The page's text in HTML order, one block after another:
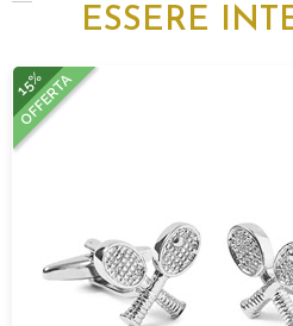
ESSERE
15%
OFFERTA